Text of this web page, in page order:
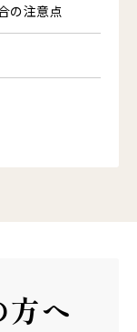
の注意点
方へ